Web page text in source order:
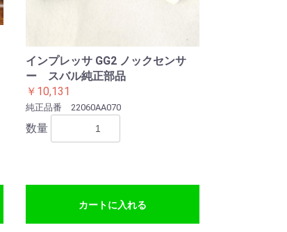
インプレッサ GG2 ノックセンサ
ー スバル純正部品
￥10,131
純正品番 22060AA070
数量
カートに入れる